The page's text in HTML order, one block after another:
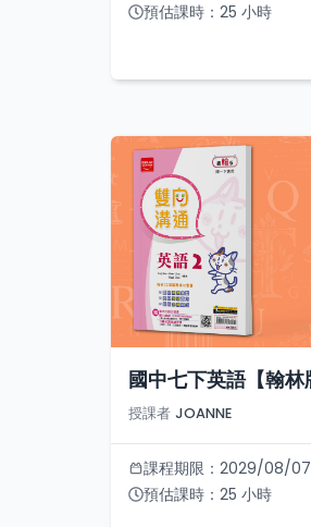
預估課時： 25 小時
授課者 JOANNE
課程期限： 2029/08/07
預估課時： 25 小時